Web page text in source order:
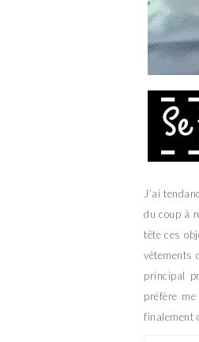
J’ai
du coup à
tête ces
vêtements
principal
préfère
finalement